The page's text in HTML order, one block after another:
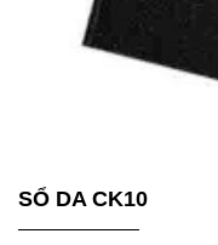
SỔ DA CK10